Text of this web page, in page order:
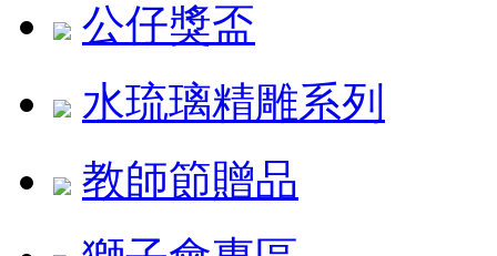
公仔獎盃
水琉璃精雕系列
教師節贈品